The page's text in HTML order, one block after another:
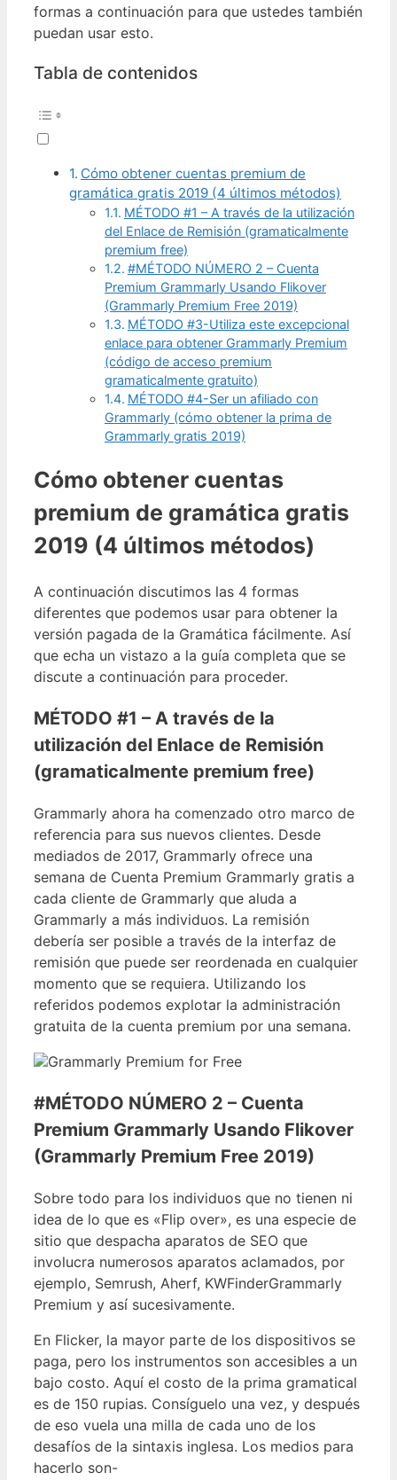
formas a continuación para que ustedes también
puedan usar esto.
Tabla de contenidos
Cómo obtener cuentas premium de
gramática gratis 2019 (4 últimos métodos)
MÉTODO #1 – A través de la utilización
del Enlace de Remisión (gramaticalmente
premium free)
#MÉTODO NÚMERO 2 – Cuenta
Premium Grammarly Usando Flikover
(Grammarly Premium Free 2019)
MÉTODO #3-Utiliza este excepcional
enlace para obtener Grammarly Premium
(código de acceso premium
gramaticalmente gratuito)
MÉTODO #4-Ser un afiliado con
Grammarly (cómo obtener la prima de
Grammarly gratis 2019)
Cómo obtener cuentas
premium de gramática gratis
2019 (4 últimos métodos)
A continuación discutimos las 4 formas
diferentes que podemos usar para obtener la
versión pagada de la Gramática fácilmente. Así
que echa un vistazo a la guía completa que se
discute a continuación para proceder.
MÉTODO #1 – A través de la
utilización del Enlace de Remisión
(gramaticalmente premium free)
Grammarly ahora ha comenzado otro marco de
referencia para sus nuevos clientes. Desde
mediados de 2017, Grammarly ofrece una
semana de Cuenta Premium Grammarly gratis a
cada cliente de Grammarly que aluda a
Grammarly a más individuos. La remisión
debería ser posible a través de la interfaz de
remisión que puede ser reordenada en cualquier
momento que se requiera. Utilizando los
referidos podemos explotar la administración
gratuita de la cuenta premium por una semana.
Grammarly Premium for Free
#MÉTODO NÚMERO 2 – Cuenta
Premium Grammarly Usando Flikover
(Grammarly Premium Free 2019)
Sobre todo para los individuos que no tienen ni
idea de lo que es «Flip over», es una especie de
sitio que despacha aparatos de SEO que
involucra numerosos aparatos aclamados, por
ejemplo, Semrush, Aherf, KWFinderGrammarly
Premium y así sucesivamente.
En Flicker, la mayor parte de los dispositivos se
paga, pero los instrumentos son accesibles a un
bajo costo. Aquí el costo de la prima gramatical
es de 150 rupias. Consíguelo una vez, y después
de eso vuela una milla de cada uno de los
desafíos de la sintaxis inglesa. Los medios para
hacerlo son-